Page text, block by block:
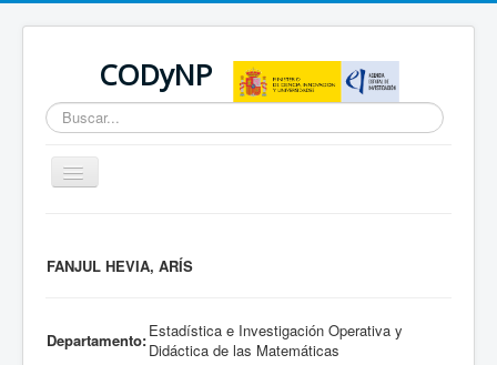
CODyNP
Buscar...
Cambiar
navegación
FANJUL HEVIA, ARÍS
Departamento:Estadística e Investigación Operativa y
Didáctica de las Matemáticas